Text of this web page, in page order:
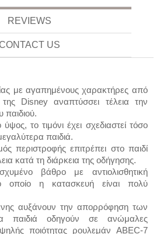
REVIEWS
US
με αγαπημένους χαρακτήρες από
Disney αναπτύσσει τέλεια την
παιδιού.
το τιμόνι έχει σχεδιαστεί τόσο
παιδιά.
περιστροφής επιτρέπει στο παιδί
κατά τη διάρκεια της οδήγησης.
βάθρο με αντιολισθητική
οποίo η κατασκευή είναι πολύ
αυξάνουν την απορρόφηση των
παιδιά οδηγούν σε ανώμαλες
ποιότητας ρουλεμάν ABEC-7